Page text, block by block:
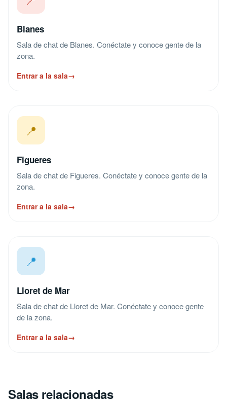
Blanes
Sala de chat de Blanes. Conéctate y conoce gente de la
zona.
Entrar a la sala→
📍
Figueres
Sala de chat de Figueres. Conéctate y conoce gente de la
zona.
Entrar a la sala→
📍
Lloret de Mar
Sala de chat de Lloret de Mar. Conéctate y conoce gente
de la zona.
Entrar a la sala→
Salas relacionadas